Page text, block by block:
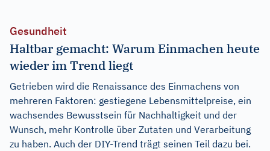
Gesundheit
Haltbar gemacht: Warum Einmachen heute
wieder im Trend liegt
Getrieben wird die Renaissance des Einmachens von
mehreren Faktoren: gestiegene Lebensmittelpreise, ein
wachsendes Bewusstsein für Nachhaltigkeit und der
Wunsch, mehr Kontrolle über Zutaten und Verarbeitung
zu haben. Auch der DIY-Trend trägt seinen Teil dazu bei.